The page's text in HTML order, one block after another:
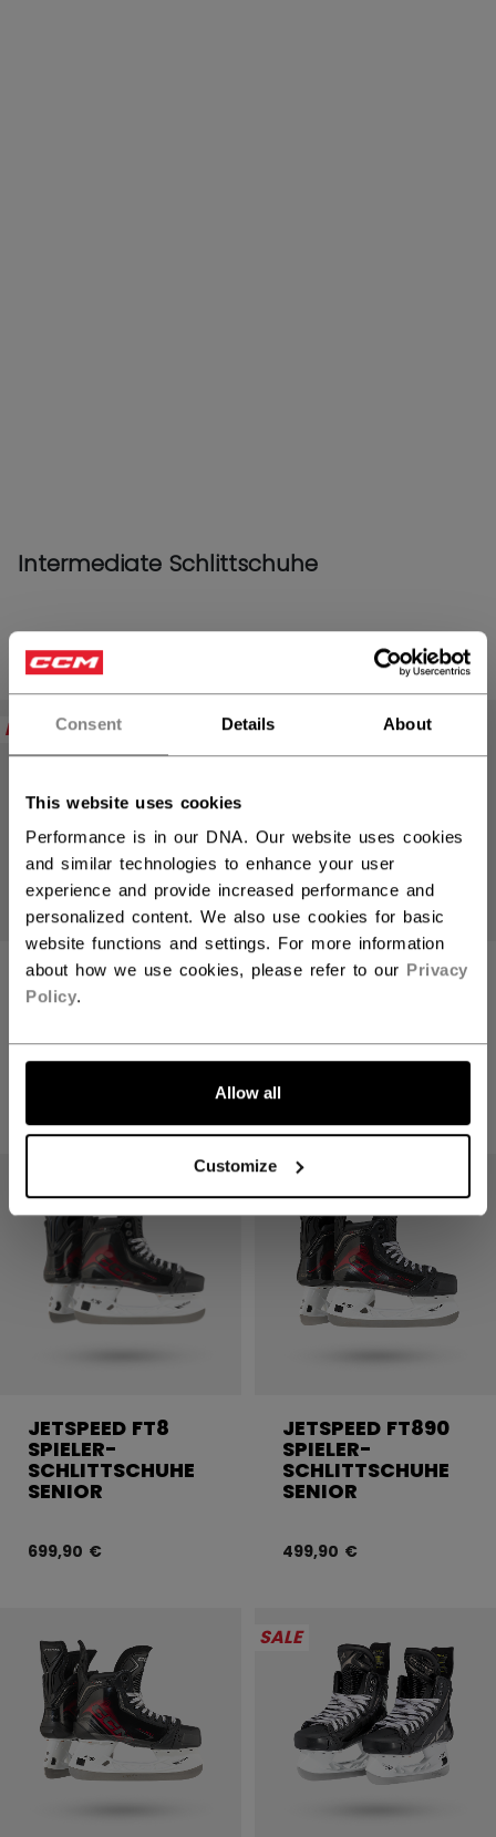
Consent Details About
This website uses cookies
Performance is in our DNA. Our website uses cookies
and similar technologies to enhance your user
experience and provide increased performance and
personalized content. We also use cookies for basic
website functions and settings. For more information
about how we use cookies, please refer to our Privacy
Policy.
Allow all
Customize
Intermediate Schlittschuhe
PRODUKTE
NEW
VIZION
SCHLITTSCHUHE
JETSPEED FT8
INTERMEDIATE
JETSPEED FT8
SPIELER-
SCHLITTSCHUHE
SENIOR
699,90 €
JETSPEED FT890
SPIELER-
SCHLITTSCHUHE
SENIOR
499,90 €
SALE